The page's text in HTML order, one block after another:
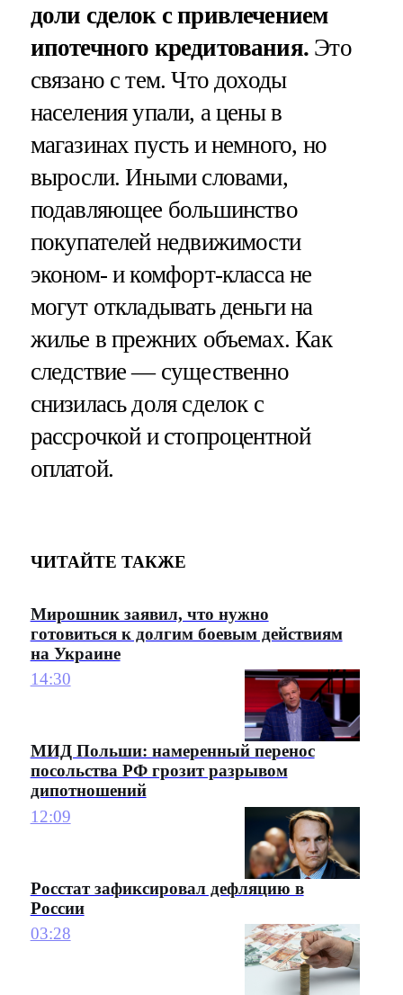
доли сделок с привлечением
ипотечного кредитования. Это
связано с тем. Что доходы
населения упали, а цены в
магазинах пусть и немного, но
выросли. Иными словами,
подавляющее большинство
покупателей недвижимости
эконом- и комфорт-класса не
могут откладывать деньги на
жилье в прежних объемах. Как
следствие — существенно
снизилась доля сделок с
рассрочкой и стопроцентной
оплатой.
ЧИТАЙТЕ ТАКЖЕ
Мирошник заявил, что нужно
готовиться к долгим боевым действиям
на Украине
14:30
МИД Польши: намеренный перенос
посольства РФ грозит разрывом
дипотношений
12:09
Росстат зафиксировал дефляцию в
России
03:28